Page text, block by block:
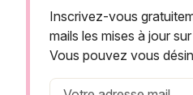
Sorties & loisirs
Inscrivez-vous
mails les mises à jour
Vous pouvez vous